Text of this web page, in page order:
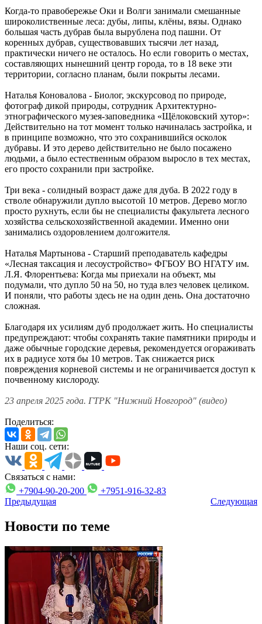
Когда-то правобережье Оки и Волги занимали смешанные
широколиственные леса: дубы, липы, клёны, вязы. Однако
большая часть дубрав была вырублена под пашни. От
коренных дубрав, существовавших тысячи лет назад,
практически ничего не осталось. Но если говорить о местах,
составляющих нынешний центр города, то в 18 веке эти
территории, согласно планам, были покрыты лесами.
Наталья Коновалова - Биолог, экскурсовод по природе,
фотограф дикой природы, сотрудник Архитектурно-
этнографического музея-заповедника «Щёлоковский хутор»:
Действительно на тот момент только начиналась застройка, и
в принципе возможно, что это сохранившийся осколок
дубравы. И это дерево действительно не было посажено
людьми, а было естественным образом выросло в тех местах,
его просто сохранили при застройке.
Три века - солидный возраст даже для дуба. В 2022 году в
стволе обнаружили дупло высотой 10 метров. Дерево могло
просто рухнуть, если бы не специалисты факультета лесного
хозяйства сельскохозяйственной академии. Именно они
занимались оздоровлением долгожителя.
Наталья Мартынова - Старший преподаватель кафедры
«Лесная таксация и лесоустройство» ФГБОУ ВО НГАТУ им.
Л.Я. Флорентьева: Когда мы приехали на объект, мы
подумали, что дупло 50 на 50, но туда влез человек целиком.
И поняли, что работы здесь не на один день. Она достаточно
сложная.
Благодаря их усилиям дуб продолжает жить. Но специалисты
предупреждают: чтобы сохранять такие памятники природы и
даже обычные городские деревья, рекомендуется огораживать
их в радиусе хотя бы 10 метров. Так снижается риск
повреждения корневой системы и не ограничивается доступ к
почвенному кислороду.
23 апреля 2025 года. ГТРК "Нижний Новгород" (видео)
Поделиться:
Наши соц. сети:
Связаться с нами:
+7904-90-20-200
+7951-916-32-83
Предыдущая
Следующая
Новости по теме